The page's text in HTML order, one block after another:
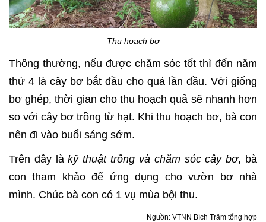
Thu hoạch bơ
Thông thường, nếu được chăm sóc tốt thì đến năm
thứ 4 là cây bơ bắt đầu cho quả lần đầu. Với giống
bơ ghép, thời gian cho thu hoạch quả sẽ nhanh hơn
so với cây bơ trồng từ hạt. Khi thu hoạch bơ, bà con
nên đi vào buổi sáng sớm.
Trên đây làkỹ thuật trồng và chăm sóc cây bơ, bà
con tham khảo để ứng dụng cho vườn bơ nhà
mình. Chúc bà con có 1 vụ mùa bội thu.
Nguồn: VTNN Bích Trâm tổng hợp